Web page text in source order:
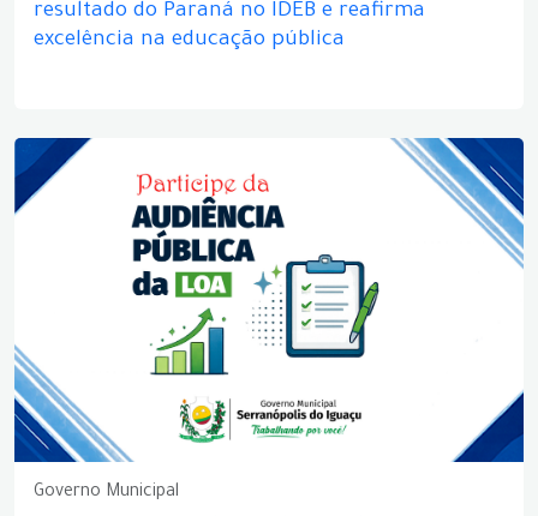
resultado do Paraná no IDEB e reafirma
excelência na educação pública
Governo Municipal